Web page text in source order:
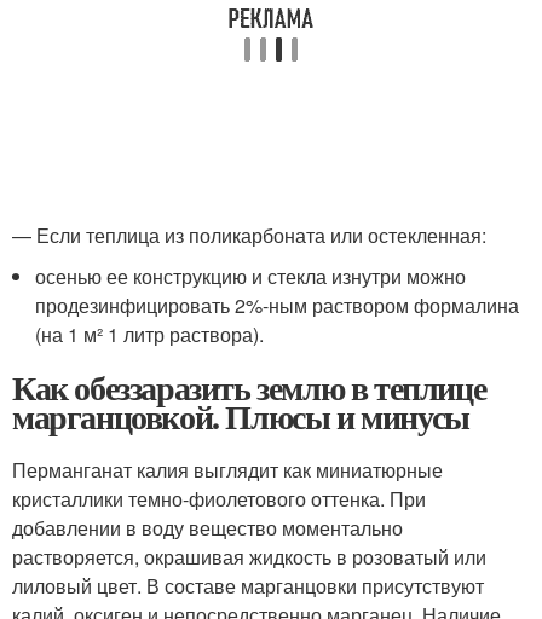
— Если теплица из поликарбоната или остекленная:
осенью ее конструкцию и стекла изнутри можно
продезинфицировать 2%-ным раствором формалина
(на 1 м² 1 литр раствора).
Как обеззаразить землю в теплице
марганцовкой. Плюсы и минусы
Перманганат калия выглядит как миниатюрные
кристаллики темно-фиолетового оттенка. При
добавлении в воду вещество моментально
растворяется, окрашивая жидкость в розоватый или
лиловый цвет. В составе марганцовки присутствуют